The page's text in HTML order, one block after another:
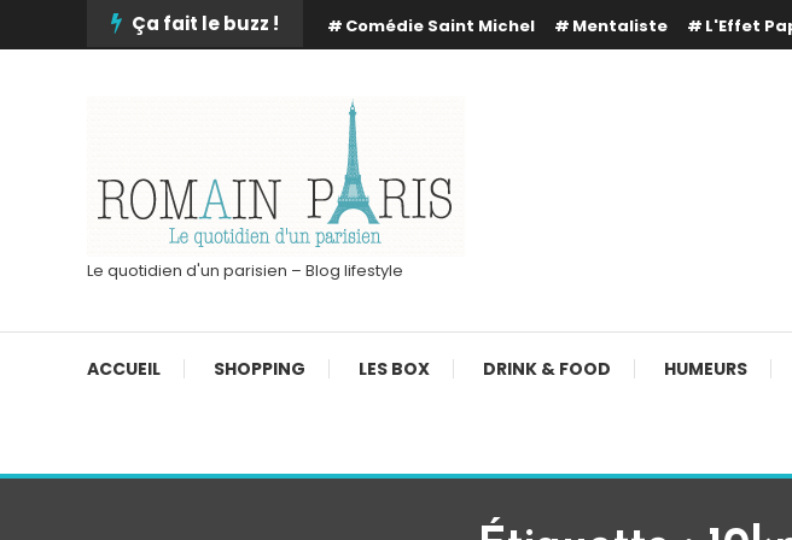
To
Ça fait le buzz ! Comédie Saint Michel Mentaliste L'Effet
Le quotidien d'un parisien – Blog lifestyle
ACCUEIL SHOPPING LES BOX DRINK & FOOD HUMEURS